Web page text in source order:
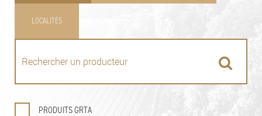
LOCALITÉS
PRODUITS GRTA